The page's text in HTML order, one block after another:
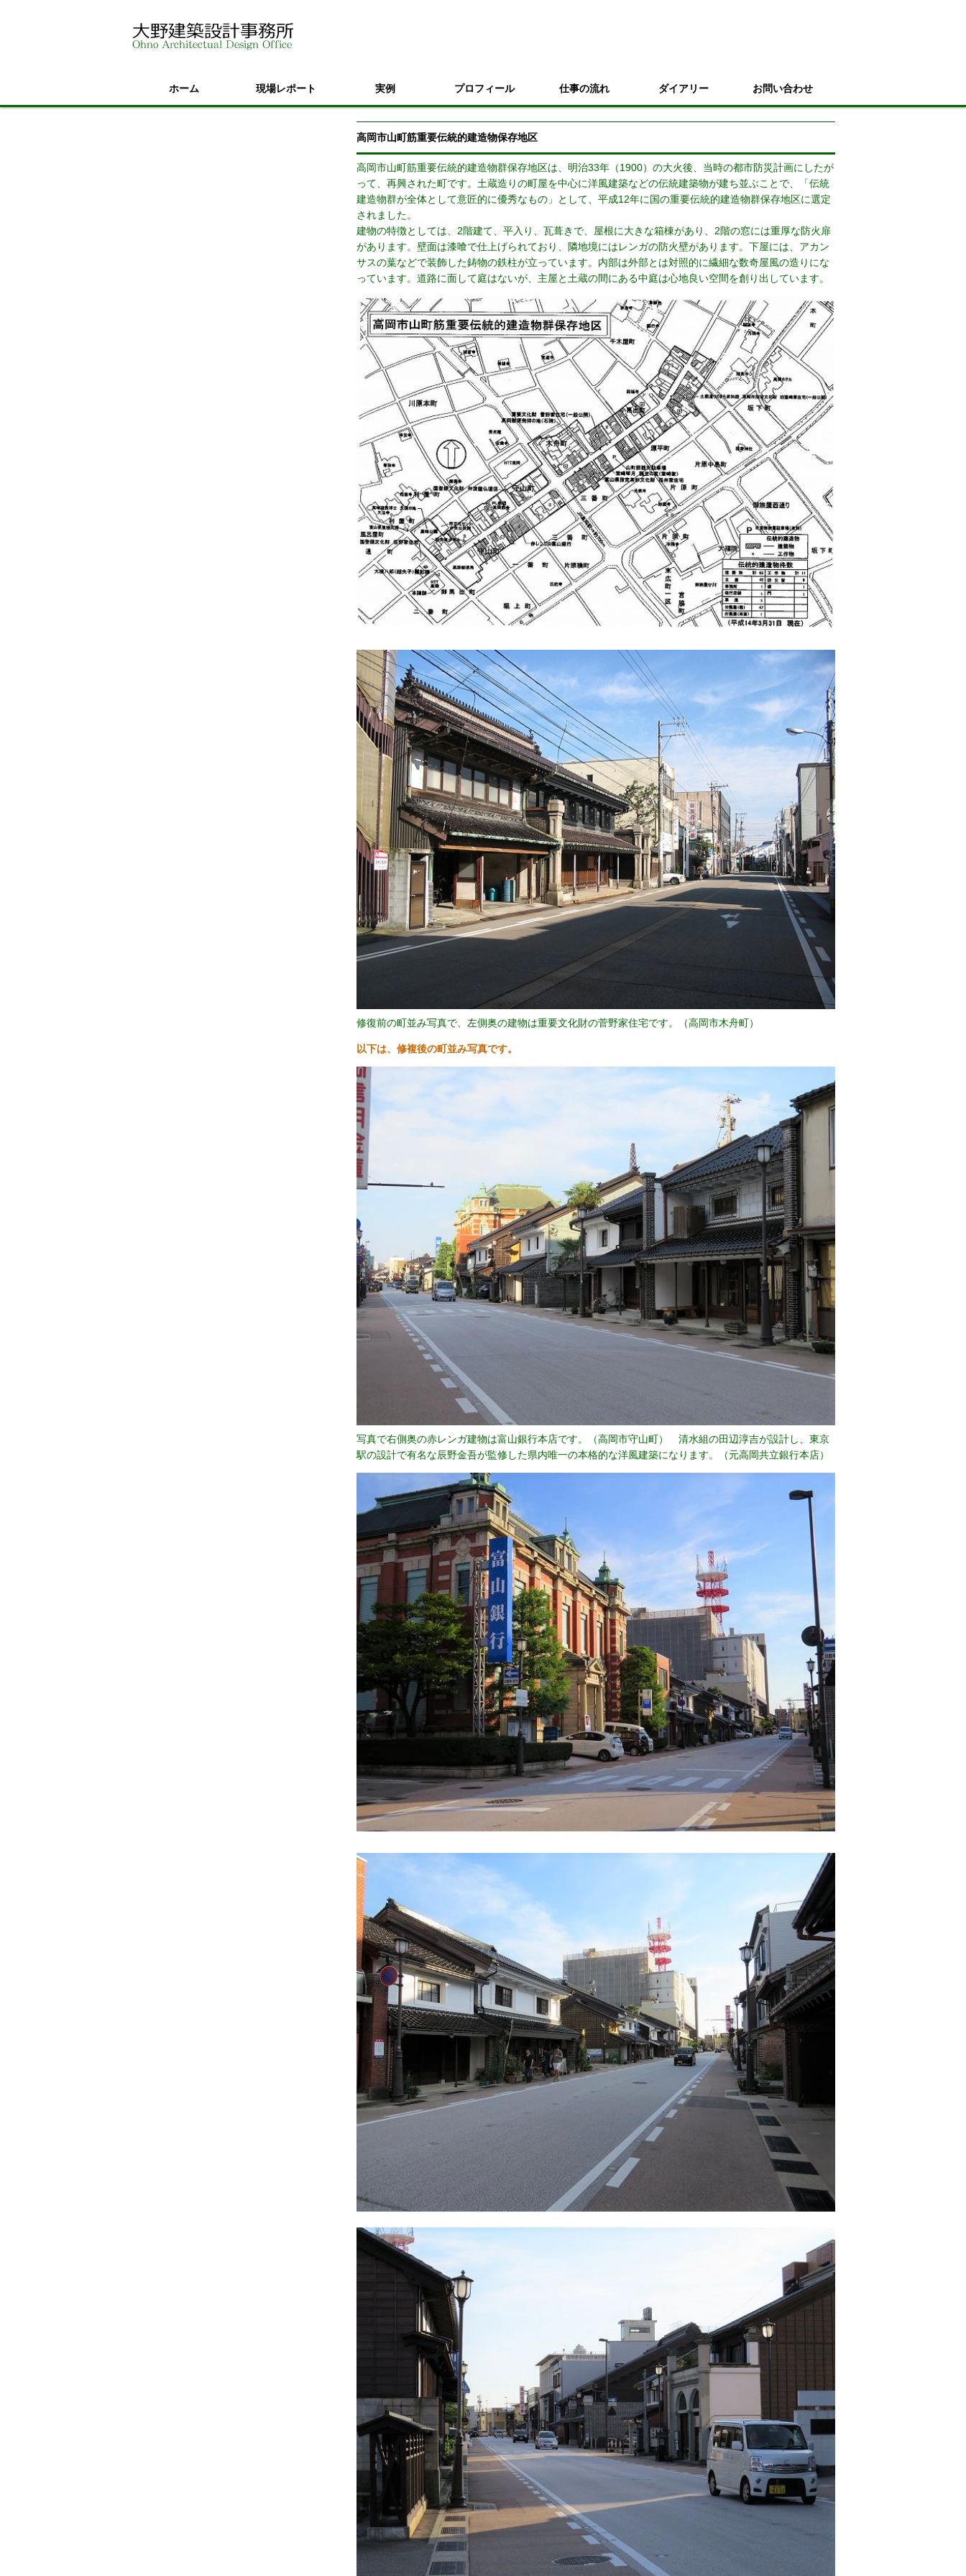
ホーム 現場レポート 実例 プロフィール 仕事の流れ ダイアリー お問い合わせ
高岡市山町筋重要伝統的建造物保存地区
高岡市山町筋重要伝統的建造物群保存地区は、明治33年（1900）の大火後、当時の都市防災計画にしたが
って、再興された町です。土蔵造りの町屋を中心に洋風建築などの伝統建築物が建ち並ぶことで、「伝統
建造物群が全体として意匠的に優秀なもの」として、平成12年に国の重要伝統的建造物群保存地区に選定
されました。
建物の特徴としては、2階建て、平入り、瓦葺きで、屋根に大きな箱棟があり、2階の窓には重厚な防火扉
があります。壁面は漆喰で仕上げられており、隣地境にはレンガの防火壁があります。下屋には、アカン
サスの葉などで装飾した鋳物の鉄柱が立っています。内部は外部とは対照的に繊細な数奇屋風の造りにな
っています。道路に面して庭はないが、主屋と土蔵の間にある中庭は心地良い空間を創り出しています。
修復前の町並み写真で、左側奥の建物は重要文化財の菅野家住宅です。（高岡市木舟町）
以下は、修複後の町並み写真です。
写真で右側奥の赤レンガ建物は富山銀行本店です。（高岡市守山町） 清水組の田辺淳吉が設計し、東京
駅の設計で有名な辰野金吾が監修した県内唯一の本格的な洋風建築になります。（元高岡共立銀行本店）